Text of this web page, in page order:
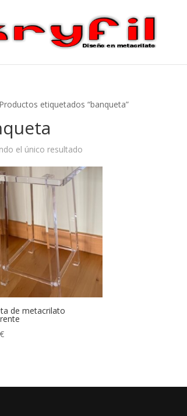
etiquetados “banqueta”
el único resultado
de metacrilato
€